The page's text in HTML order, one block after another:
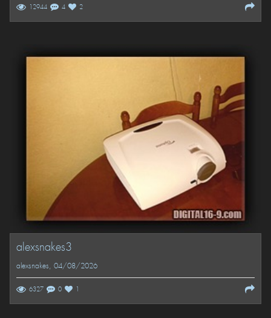
12944 4 2
alexsnakes3
alexsnakes, 04/08/2026
6327 0 1